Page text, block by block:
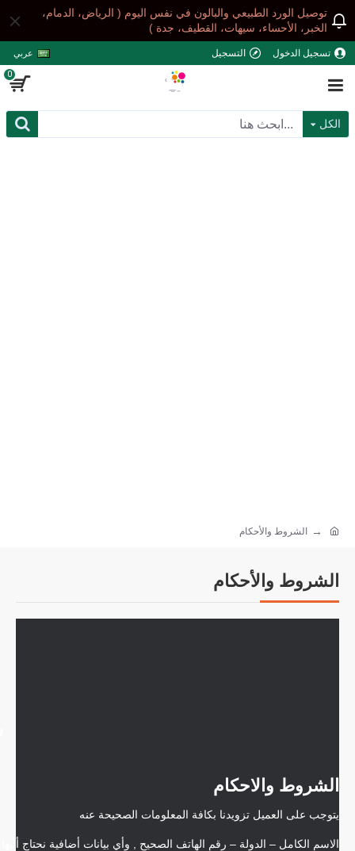
توصيل الورد الطبيعي والبالون في نفس اليوم ( الرياض، الدمام،
الخبر، الأحساء، سيهات، القطيف، جدة )
تسجيل الدخول التسجيل عربي
0
الكل
الشروط والأحكام
الشروط والأحكام
الشروط والاحكام
يتوجب على العميل تزويدنا بكافة المعلومات الصحيحة عنه
الاسم الكامل – الدولة – رقم الهاتف الصحيح , وأي بيانات أضافية نحتاج